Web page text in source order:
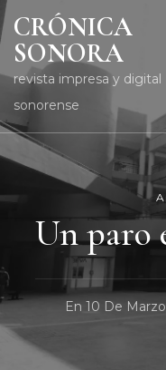
CRÓNICA
SONORA
revista impresa y digital
sonorense
Un paro
En 10 De